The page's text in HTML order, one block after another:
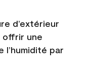
d’extérieur
offrir une
par